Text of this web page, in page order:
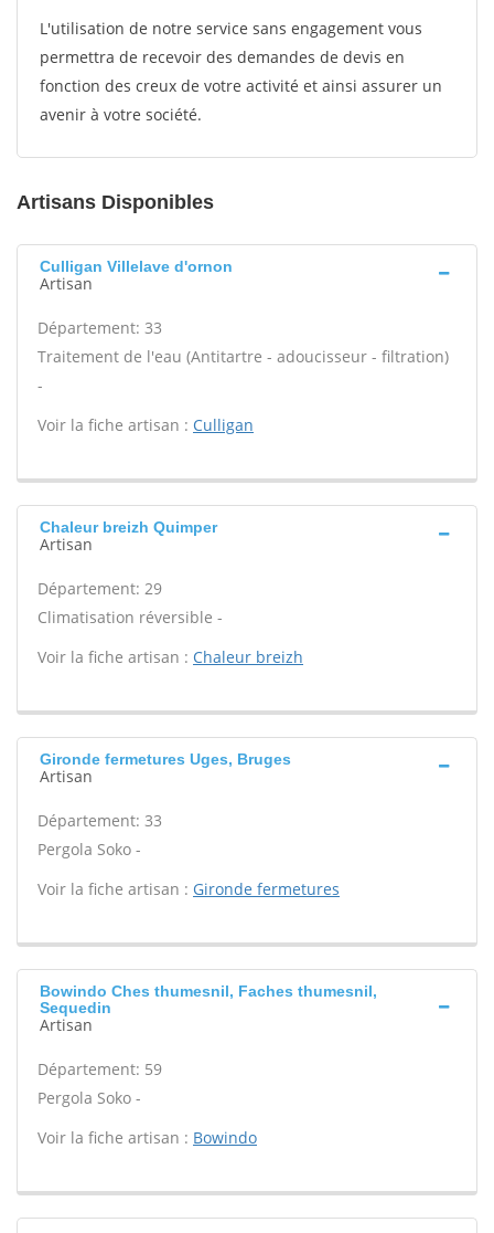
L'utilisation de notre service sans engagement vous
permettra de recevoir des demandes de devis en
fonction des creux de votre activité et ainsi assurer un
avenir à votre société.
Artisans Disponibles
Culligan Villelave d'ornon
Artisan
Département: 33
Traitement de l'eau (Antitartre - adoucisseur - filtration)
-
Voir la fiche artisan : Culligan
Chaleur breizh Quimper
Artisan
Département: 29
Climatisation réversible -
Voir la fiche artisan : Chaleur breizh
Gironde fermetures Uges, Bruges
Artisan
Département: 33
Pergola Soko -
Voir la fiche artisan : Gironde fermetures
Bowindo Ches thumesnil, Faches thumesnil,
Sequedin
Artisan
Département: 59
Pergola Soko -
Voir la fiche artisan : Bowindo